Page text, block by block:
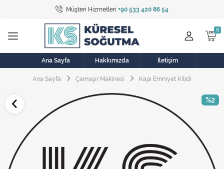
Müşteri Hizmetleri +90 533 420 86 54
Tüm Kategoriler
Bulaşık Makinesi
Buzdolabı
Çamaşır Kurutma Makinesi
Elektrikli Aksamlar
Ana Sayfa Hakkımızda İletişim
Ana Sayfa Çamaşır Makinesi Kapı Emniyet Kilidi
%2